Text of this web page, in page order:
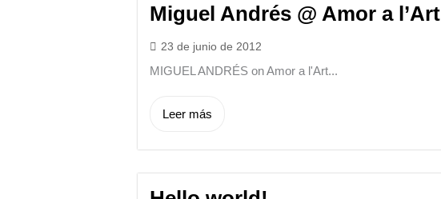
Miguel Andrés @ Amor a l’Art
23 de junio de 2012
MIGUEL ANDRÉS on Amor a l'Art...
Leer más